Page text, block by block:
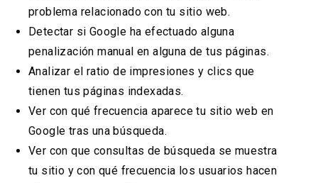
problema relacionado con tu sitio web.
Detectar si Google ha efectuado alguna
penalización manual en alguna de tus páginas.
Analizar el ratio de impresiones y clics que
tienen tus páginas indexadas.
Ver con qué frecuencia aparece tu sitio web en
Google tras una búsqueda.
Ver con que consultas de búsqueda se muestra
tu sitio y con qué frecuencia los usuarios hacen